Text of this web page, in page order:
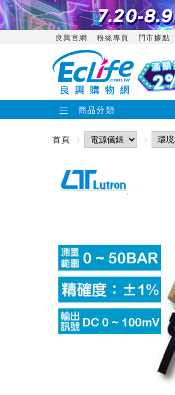
良興官網 粉絲專頁 門市據點
商品分類
首頁